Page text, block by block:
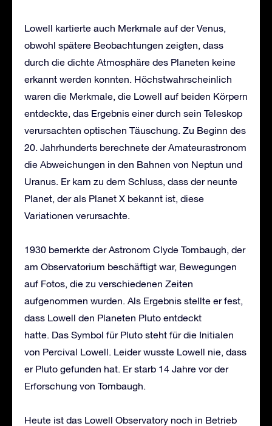
Lowell kartierte auch Merkmale auf der Venus,
obwohl spätere Beobachtungen zeigten, dass
durch die dichte Atmosphäre des Planeten keine
erkannt werden konnten. Höchstwahrscheinlich
waren die Merkmale, die Lowell auf beiden Körpern
entdeckte, das Ergebnis einer durch sein Teleskop
verursachten optischen Täuschung. Zu Beginn des
20. Jahrhunderts berechnete der Amateurastronom
die Abweichungen in den Bahnen von Neptun und
Uranus. Er kam zu dem Schluss, dass der neunte
Planet, der als Planet X bekannt ist, diese
Variationen verursachte.
1930 bemerkte der Astronom Clyde Tombaugh, der
am Observatorium beschäftigt war, Bewegungen
auf Fotos, die zu verschiedenen Zeiten
aufgenommen wurden. Als Ergebnis stellte er fest,
dass Lowell den Planeten Pluto entdeckt
hatte. Das Symbol für Pluto steht für die Initialen
von Percival Lowell. Leider wusste Lowell nie, dass
er Pluto gefunden hat. Er starb 14 Jahre vor der
Erforschung von Tombaugh.
Heute ist das Lowell Observatory noch in Betrieb